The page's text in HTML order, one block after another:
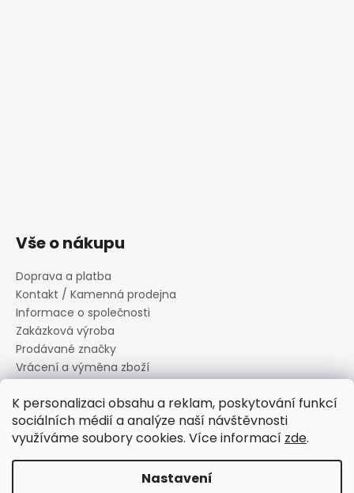
K personalizaci obsahu a reklam, poskytování funkcí
sociálních médií a analýze naší návštěvnosti
využíváme soubory cookies. Více informací zde.
Nastavení
Vše o nákupu
Doprava a platba
Kontakt / Kamenná prodejna
Informace o společnosti
Zakázková výroba
Prodávané značky
Vrácení a výměna zboží
Informace o souborech cookies
Reklamační řád
Obchodní podmínky